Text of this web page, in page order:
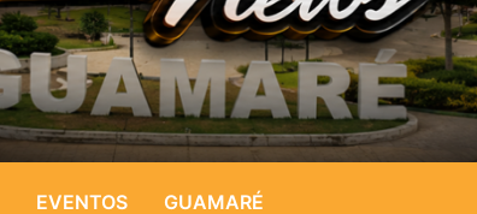
EVENTOS GUAMARÉ